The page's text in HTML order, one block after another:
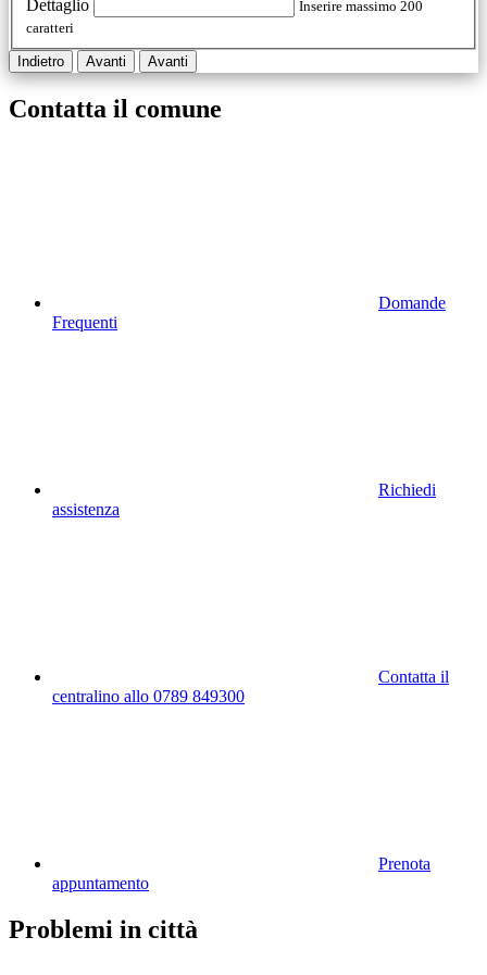
Dettaglio
Inserire massimo 200
caratteri
Indietro Avanti Avanti
Contatta il comune
Domande
Frequenti
Richiedi
assistenza
Contatta il
centralino allo 0789 849300
Prenota
appuntamento
Problemi in città